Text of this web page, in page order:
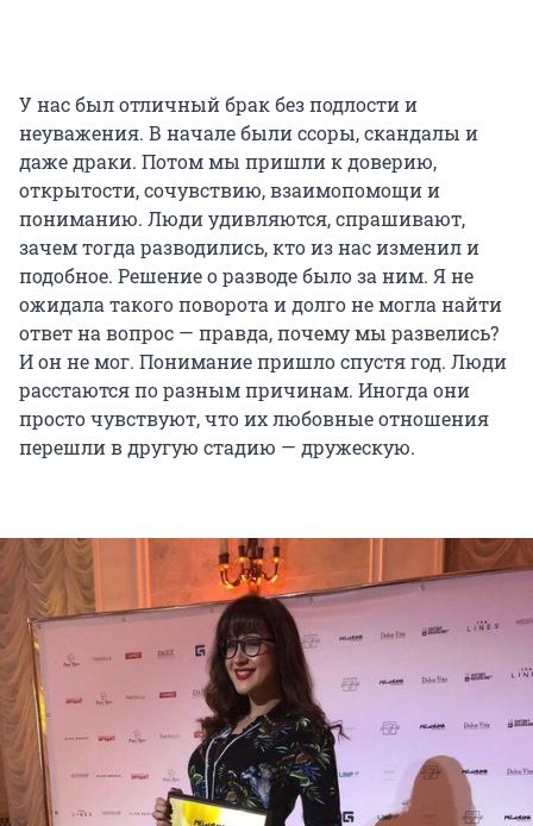
У нас был отличный брак без подлости и
неуважения. В начале были ссоры, скандалы и
даже драки. Потом мы пришли к доверию,
открытости, сочувствию, взаимопомощи и
пониманию. Люди удивляются, спрашивают,
зачем тогда разводились, кто из нас изменил и
подобное. Решение о разводе было за ним. Я не
ожидала такого поворота и долго не могла найти
ответ на вопрос — правда, почему мы развелись?
И он не мог. Понимание пришло спустя год. Люди
расстаются по разным причинам. Иногда они
просто чувствуют, что их любовные отношения
перешли в другую стадию — дружескую.